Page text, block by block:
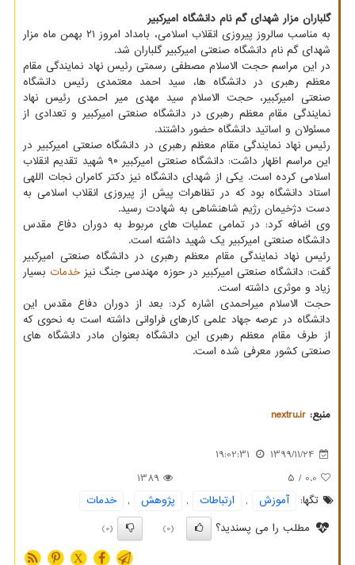
گلباران مزار شهدای گم نام دانشگاه امیرکبیر
به مناسب سالروز پیروزی انقلاب اسلامی، بامداد امروز ۲۱ بهمن ماه مزار
شهدای گم نام دانشگاه صنعتی امیرکبیر گلباران شد.
در این مراسم حجت الاسلام مصطفی رسمتی رئیس نهاد نمایندگی مقام
معظم رهبری در دانشگاه ها، سید احمد معتمدی رئیس دانشگاه
صنعتی امیرکبیر، حجت الاسلام سید مهدی میر احمدی رئیس نهاد
نمایندگی مقام معظم رهبری در دانشگاه صنعتی امیرکبیر و تعدادی از
مسئولان و اساتید دانشگاه حضور داشتند.
رئیس نهاد نمایندگی مقام معظم رهبری در دانشگاه صنعتی امیرکبیر در
این مراسم اظهار داشت: دانشگاه صنعتی امیرکبیر ۹۰ شهید تقدیم انقلاب
اسلامی کرده است. یکی از شهدای دانشگاه نیز دکتر کامران نجات اللهی
استاد دانشگاه بود که در تظاهرات پیش از پیروزی انقلاب اسلامی به
دست دژخیمان رژیم شاهنشاهی به شهادت رسید.
وی اضافه کرد: در تمامی عملیات های مربوط به دوران دفاع مقدس
دانشگاه صنعتی امیرکبیر یک شهید داشته است.
رئیس نهاد نمایندگی مقام معظم رهبری در دانشگاه صنعتی امیرکبیر
گفت: دانشگاه صنعتی امیرکبیر در حوزه مهندسی جنگ نیز خدمات بسیار
زیاد و موثری داشته است.
حجت الاسلام میراحمدی اشاره کرد: بعد از دوران دفاع مقدس این
دانشگاه در عرصه جهاد علمی کارهای فراوانی داشته است به نحوی که
از طرف مقام معظم رهبری این دانشگاه بعنوان مادر دانشگاه های
صنعتی کشور معرفی شده است.
منبع: nextru.ir
1399/11/24
19:02:31
0.0
/ 5
1389
تگها:
آموزش , ارتباطات , پژوهش ,
خدمات
مطلب را می پسندید؟
(0)
(0)
X